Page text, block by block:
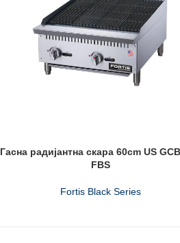
Гасна радијантна скара 60cm US
FBS
Fortis Black Series